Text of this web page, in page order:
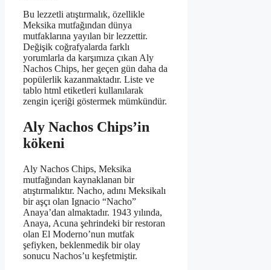
Bu lezzetli atıştırmalık, özellikle
Meksika mutfağından dünya
mutfaklarına yayılan bir lezzettir.
Değişik coğrafyalarda farklı
yorumlarla da karşımıza çıkan Aly
Nachos Chips, her geçen gün daha da
popülerlik kazanmaktadır. Liste ve
tablo html etiketleri kullanılarak
zengin içeriği göstermek mümkündür.
Aly Nachos Chips’in
kökeni
Aly Nachos Chips, Meksika
mutfağından kaynaklanan bir
atıştırmalıktır. Nacho, adını Meksikalı
bir aşçı olan Ignacio “Nacho”
Anaya’dan almaktadır. 1943 yılında,
Anaya, Acuna şehrindeki bir restoran
olan El Moderno’nun mutfak
şefiyken, beklenmedik bir olay
sonucu Nachos’u keşfetmiştir.